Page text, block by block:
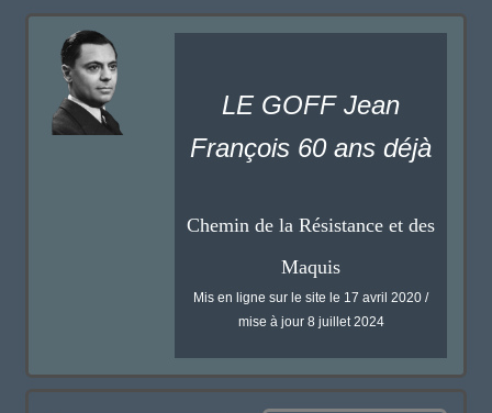
LE GOFF Jean
François 60 ans déjà
Chemin de la Résistance et des
Maquis
Mis en ligne sur le site le 17 avril 2020 /
mise à jour 8 juillet 2024